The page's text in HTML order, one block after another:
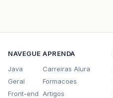
NAVEGUE
Java
Geral
Front-end
APRENDA
Carreiras Alura
Formacoes
Artigos